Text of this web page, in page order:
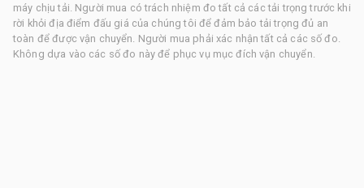
máy chịu tải. Người mua có trách nhiệm đo tất cả các tải trọng trước khi
rời khỏi địa điểm đấu giá của chúng tôi để đảm bảo tải trọng đủ an
toàn để được vận chuyển. Người mua phải xác nhận tất cả các số đo.
Không dựa vào các số đo này để phục vụ mục đích vận chuyển.